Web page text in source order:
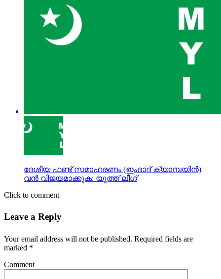
ദേശീയ ഫണ്ട് സമാഹരണം (ഇംദാദ് ക്യാമ്പയിന്‍)
വന്‍ വിജയമാക്കുക: യൂത്ത് ലീഗ്
Click to comment
Leave a Reply
Your email address will not be published. Required fields are
marked *
Comment